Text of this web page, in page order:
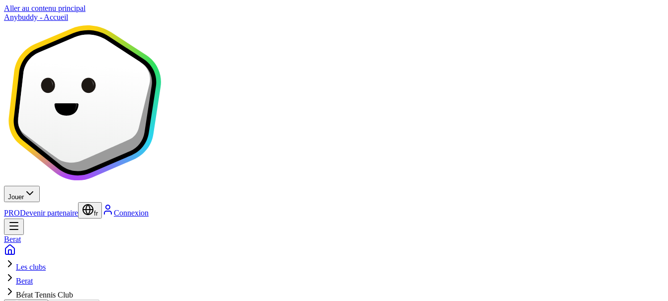
Aller au contenu principal
Anybuddy - Accueil
Jouer
PRODevenir partenaire fr Connexion
Berat
Les clubs
Berat
Bérat Tennis Club